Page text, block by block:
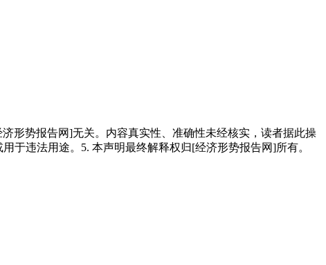
形势报告网]无关。内容真实性、准确性未经核实，读者据此操
于违法用途。5. 本声明最终解释权归[经济形势报告网]所有。